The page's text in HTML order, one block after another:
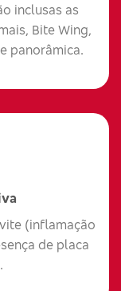
inclusas as
Bite Wing,
panorâmica.
(inflamação
de placa